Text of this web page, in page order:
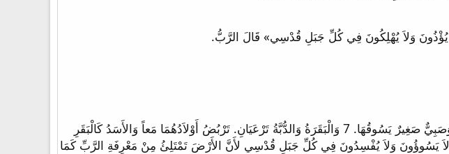
6 فَيَسْكُنُ الذِّئْبُ مَعَ الْخَرُوفِ وَيَرْبُضُ النَّمِرُ مَعَ الْجَدْيِ وَالْعِجْلُ وَالشِّبْلُ وَالْمُسَمَّنُ مَعاً وَصَبِيٌّ صَغِيرٌ يَسُوقُهَا. 7 وَالْبَقَرَةُ وَالدُّبَّةُ تَرْعَيَانِ. تَرْبُضُ أَوْلاَدُهُمَا مَعاً وَالأَسَدُ كَالْبَقَرِ
يَأْكُلُ تِبْناً. 8 وَيَلْعَبُ الرَّضِيعُ عَلَى سَرَبِ الصِّلِّ وَيَمُدُّ الْفَطِيمُ يَدَهُ عَلَى جُحْرِ الأُفْعُوانِ. 9 لاَ يَسُوؤُونَ وَلاَ يُفْسِدُونَ فِي كُلِّ جَبَلِ قُدْسِي لأَنَّ الأَرْضَ تَمْتَلِئُ مِنْ مَعْرِفَةِ الرَّبِّ كَمَا